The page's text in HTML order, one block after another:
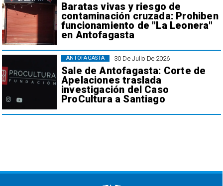
Baratas vivas y riesgo de
contaminación cruzada: Prohiben
funcionamiento de "La Leonera"
en Antofagasta
30 De Julio De 2026
Sale de Antofagasta: Corte de
Apelaciones traslada
investigación del Caso
ProCultura a Santiago
ANTOFAGASTA